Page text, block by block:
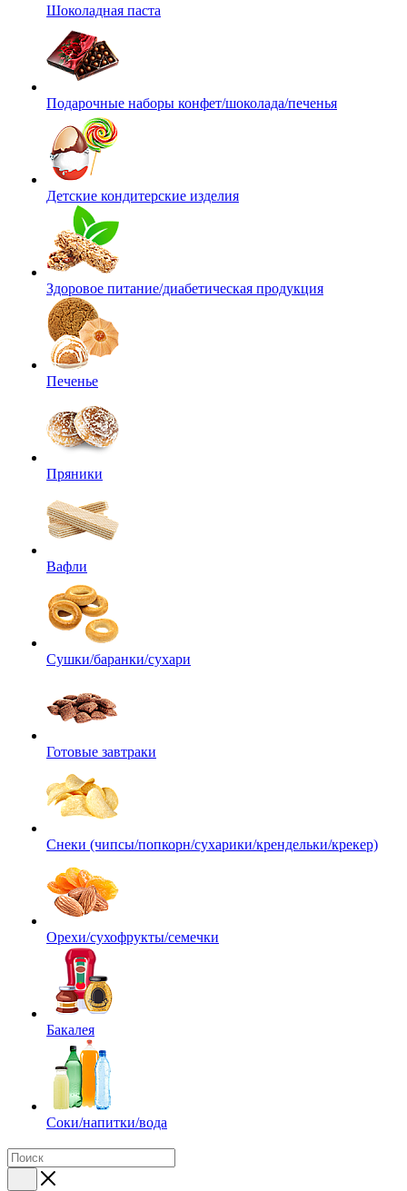
Шоколадная паста
Подарочные наборы конфет/шоколада/печенья
Детские кондитерские изделия
Здоровое питание/диабетическая продукция
Печенье
Пряники
Вафли
Сушки/баранки/сухари
Готовые завтраки
Снеки (чипсы/попкорн/сухарики/крендельки/крекер)
Орехи/сухофрукты/семечки
Бакалея
Соки/напитки/вода